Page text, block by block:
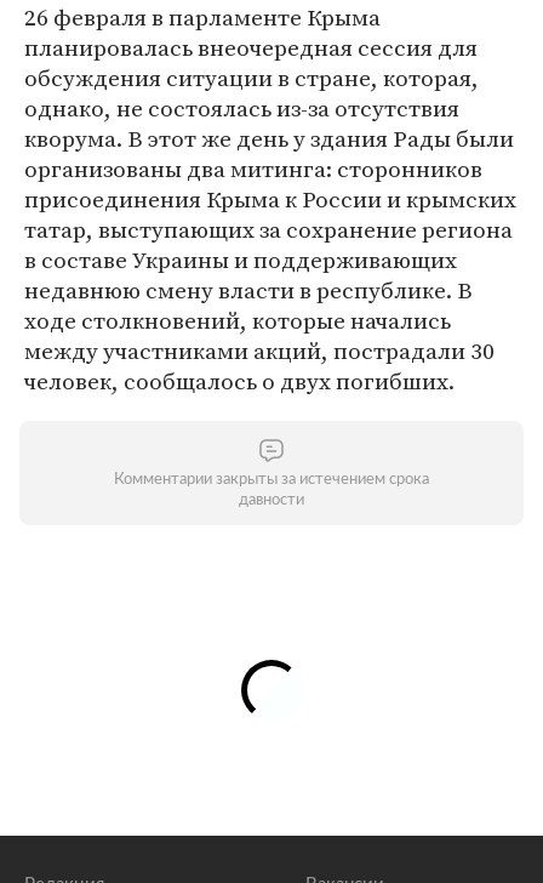
26 февраля в парламенте Крыма
планировалась внеочередная сессия для
обсуждения ситуации в стране, которая,
однако, не состоялась из-за отсутствия
кворума. В этот же день у здания Рады были
организованы два митинга: сторонников
присоединения Крыма к России и крымских
татар, выступающих за сохранение региона
в составе Украины и поддерживающих
недавнюю смену власти в республике. В
ходе столкновений, которые начались
между участниками акций, пострадали 30
человек, сообщалось о двух погибших.
Комментарии закрыты за истечением срока
давности